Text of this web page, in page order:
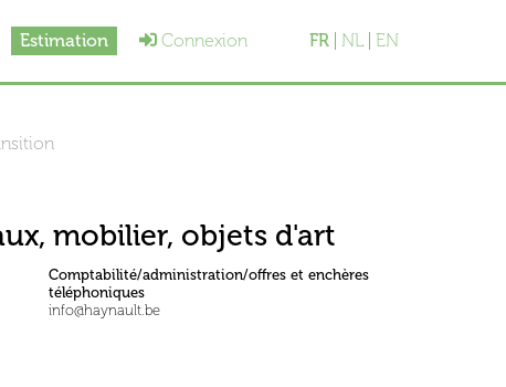
Estimation Connexion FR NL EN
mobilier, objets d'art
Comptabilité/administration/offres et enchères
téléphoniques
info@haynault.be